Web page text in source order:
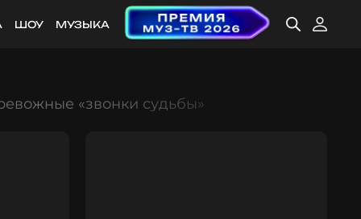
ШОУ МУЗЫКА
«звонки судьбы»